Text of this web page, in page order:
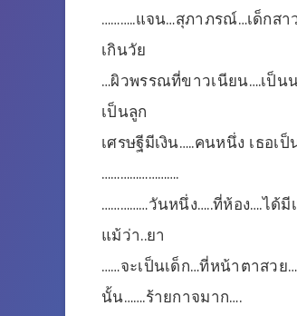
………..แจน…สุภาภรณ์…เด็กส
เกินวัย
…ผิวพรรณที่ขาวเนียน….เป็น
เป็นลูก
เศรษฐีมีเงิน…..คนหนึ่ง เธอเ
…………………….
……………วันหนึ่ง…..ที่ห้อง….ได้
แม้ว่า..ยา
……จะเป็นเด็ก…ที่หน้าตาสวย
นั้น…….ร้ายกาจมาก….